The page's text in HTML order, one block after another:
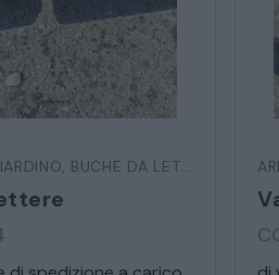
, BUCHE DA LETTERE